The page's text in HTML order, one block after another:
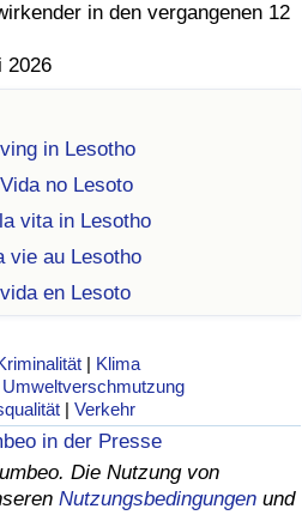
in den vergangenen 12
2026
in Lesotho
no Lesoto
vita in Lesotho
vie au Lesotho
en Lesoto
| Klima
Umweltverschmutzung
|Verkehr
in der Presse
Die Nutzung von
Nutzungsbedingungen und